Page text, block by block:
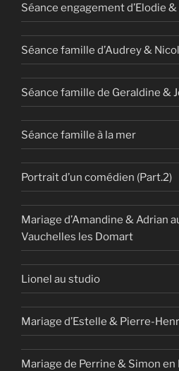
Séance engagement d’Elodie
Séance famille d’Audrey &
Séance famille de Geraldine &
Séance famille à la mer
Portrait d’un comédien (Part.2)
Mariage d’Amandine & Adrian
Vauchelles les Domart
Lionel au studio
Mariage d’Estelle & Pierre-
Mariage de Perrine & Simon en